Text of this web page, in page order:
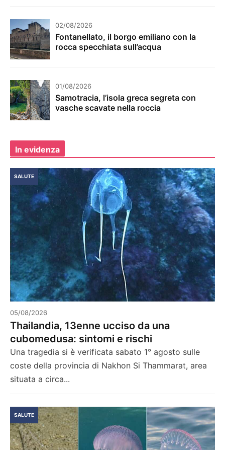
02/08/2026
Fontanellato, il borgo emiliano con la
rocca specchiata sull’acqua
01/08/2026
Samotracia, l’isola greca segreta con
vasche scavate nella roccia
In evidenza
SALUTE
05/08/2026
Thailandia, 13enne ucciso da una
cubomedusa: sintomi e rischi
Una tragedia si è verificata sabato 1° agosto sulle
coste della provincia di Nakhon Si Thammarat, area
situata a circa...
SALUTE